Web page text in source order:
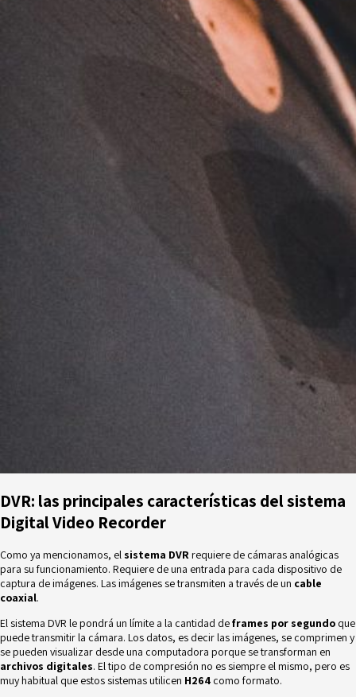
DVR: las principales características del sistema
Digital Video Recorder
Como ya mencionamos, el sistema DVRrequiere de cámaras analógicas
para su funcionamiento. Requiere de una entrada para cada dispositivo de
captura de imágenes. Las imágenes se transmiten a través de un cable
coaxial.
El sistema DVR le pondrá un límite a la cantidad deframes por segundo que
puede transmitir la cámara. Los datos, es decir las imágenes, se comprimen y
se pueden visualizar desde una computadora porque se transforman en
archivos digitales. El tipo de compresión no es siempre el mismo, pero es
muy habitual que estos sistemas utilicen H264 como formato.